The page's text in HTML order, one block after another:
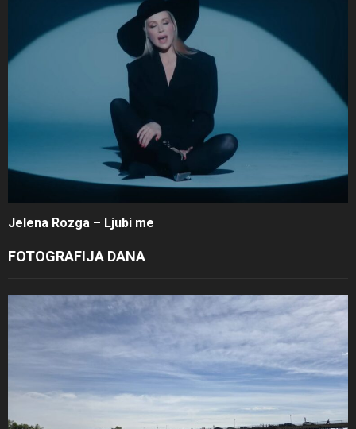
Jelena Rozga – Ljubi me
FOTOGRAFIJA DANA